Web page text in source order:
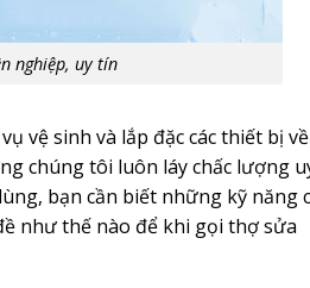
nghiệp, uy tín
vệ sinh và lắp đặc các thiết bị về
chúng tôi luôn láy chấc lượng
bạn cần biết những kỹ năng
như thế nào để khi gọi thợ sửa